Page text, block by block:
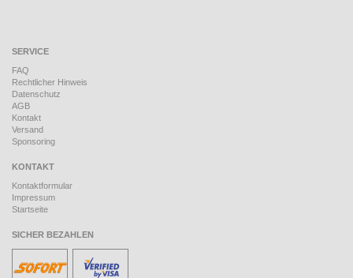
SERVICE
FAQ
Rechtlicher Hinweis
Datenschutz
AGB
Kontakt
Versand
Sponsoring
KONTAKT
Kontaktformular
Impressum
Startseite
SICHER BEZAHLEN